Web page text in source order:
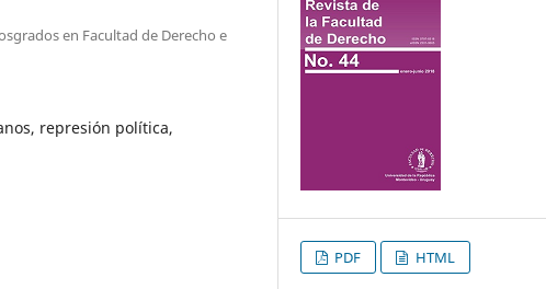
en Facultad de Derecho e
represión política,
PDF HTML